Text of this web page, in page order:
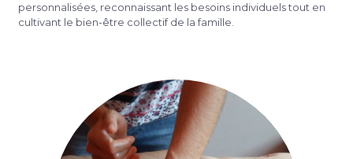
personnalisées, reconnaissant les besoins individuels tout en
cultivant le bien-être collectif de la famille.